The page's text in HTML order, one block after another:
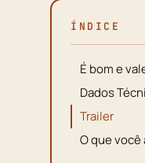
ÍNDICE
É bom e
Dados
Trailer
O que você